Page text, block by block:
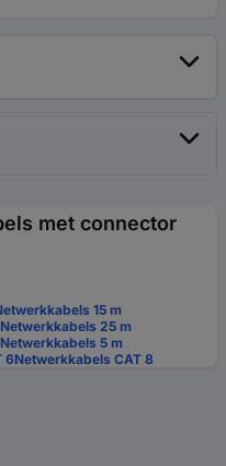
met connector
15 m
Netwerkkabels 25 m
Netwerkkabels 5 m
6Netwerkkabels CAT 8